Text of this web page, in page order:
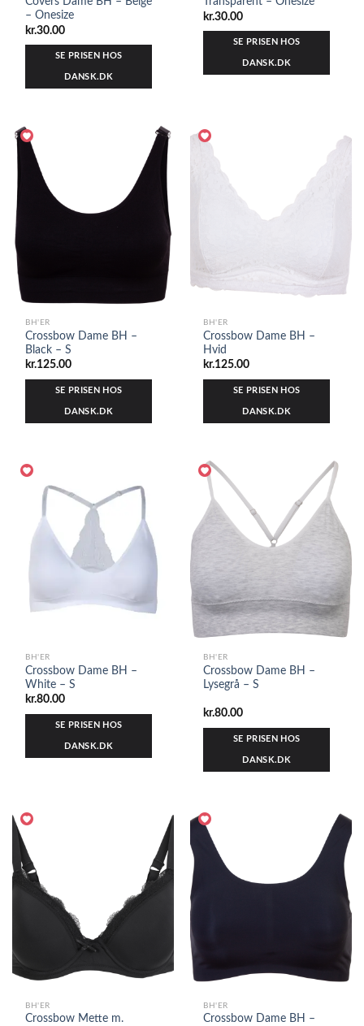
– Onesize
kr.30.00
SE PRISEN HOS
DANSK.DK
kr.30.00
SE PRISEN HOS
DANSK.DK
BH'ER
Crossbow Dame BH –
Black – S
kr.125.00
SE PRISEN HOS
DANSK.DK
BH'ER
Crossbow Dame BH –
Hvid
kr.125.00
SE PRISEN HOS
DANSK.DK
BH'ER
Crossbow Dame BH –
White – S
kr.80.00
SE PRISEN HOS
DANSK.DK
BH'ER
Crossbow Dame BH –
Lysegrå – S
kr.80.00
SE PRISEN HOS
DANSK.DK
BH'ER
Crossbow Mette m.
BH'ER
Crossbow Dame BH –